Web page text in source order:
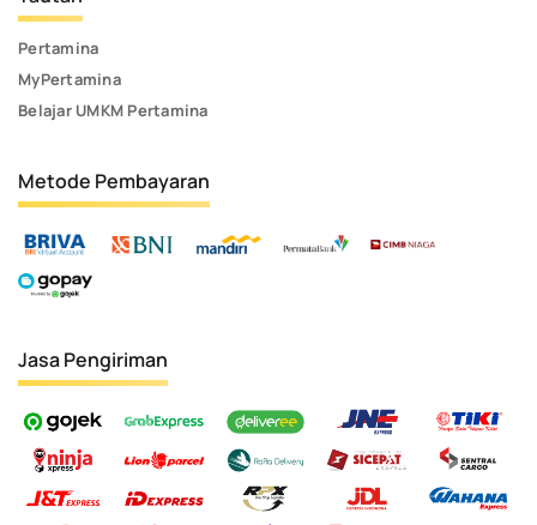
Pertamina
MyPertamina
Belajar UMKM Pertamina
Metode Pembayaran
Jasa Pengiriman